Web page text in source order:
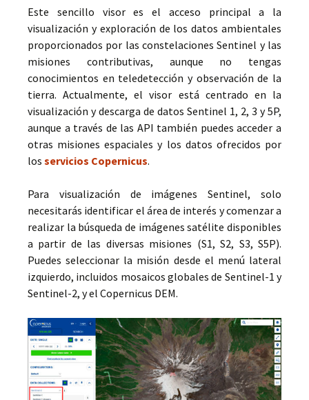
Este sencillo visor es el acceso principal a la
visualización y exploración de los datos ambientales
proporcionados por las constelaciones Sentinel y las
misiones contributivas, aunque no tengas
conocimientos en teledetección y observación de la
tierra. Actualmente, el visor está centrado en la
visualización y descarga de datos Sentinel 1, 2, 3 y 5P,
aunque a través de las API también puedes acceder a
otras misiones espaciales y los datos ofrecidos por
los servicios Copernicus.
Para visualización de imágenes Sentinel, solo
necesitarás identificar el área de interés y comenzar a
realizar la búsqueda de imágenes satélite disponibles
a partir de las diversas misiones (S1, S2, S3, S5P).
Puedes seleccionar la misión desde el menú lateral
izquierdo, incluidos mosaicos globales de Sentinel-1 y
Sentinel-2, y el Copernicus DEM.